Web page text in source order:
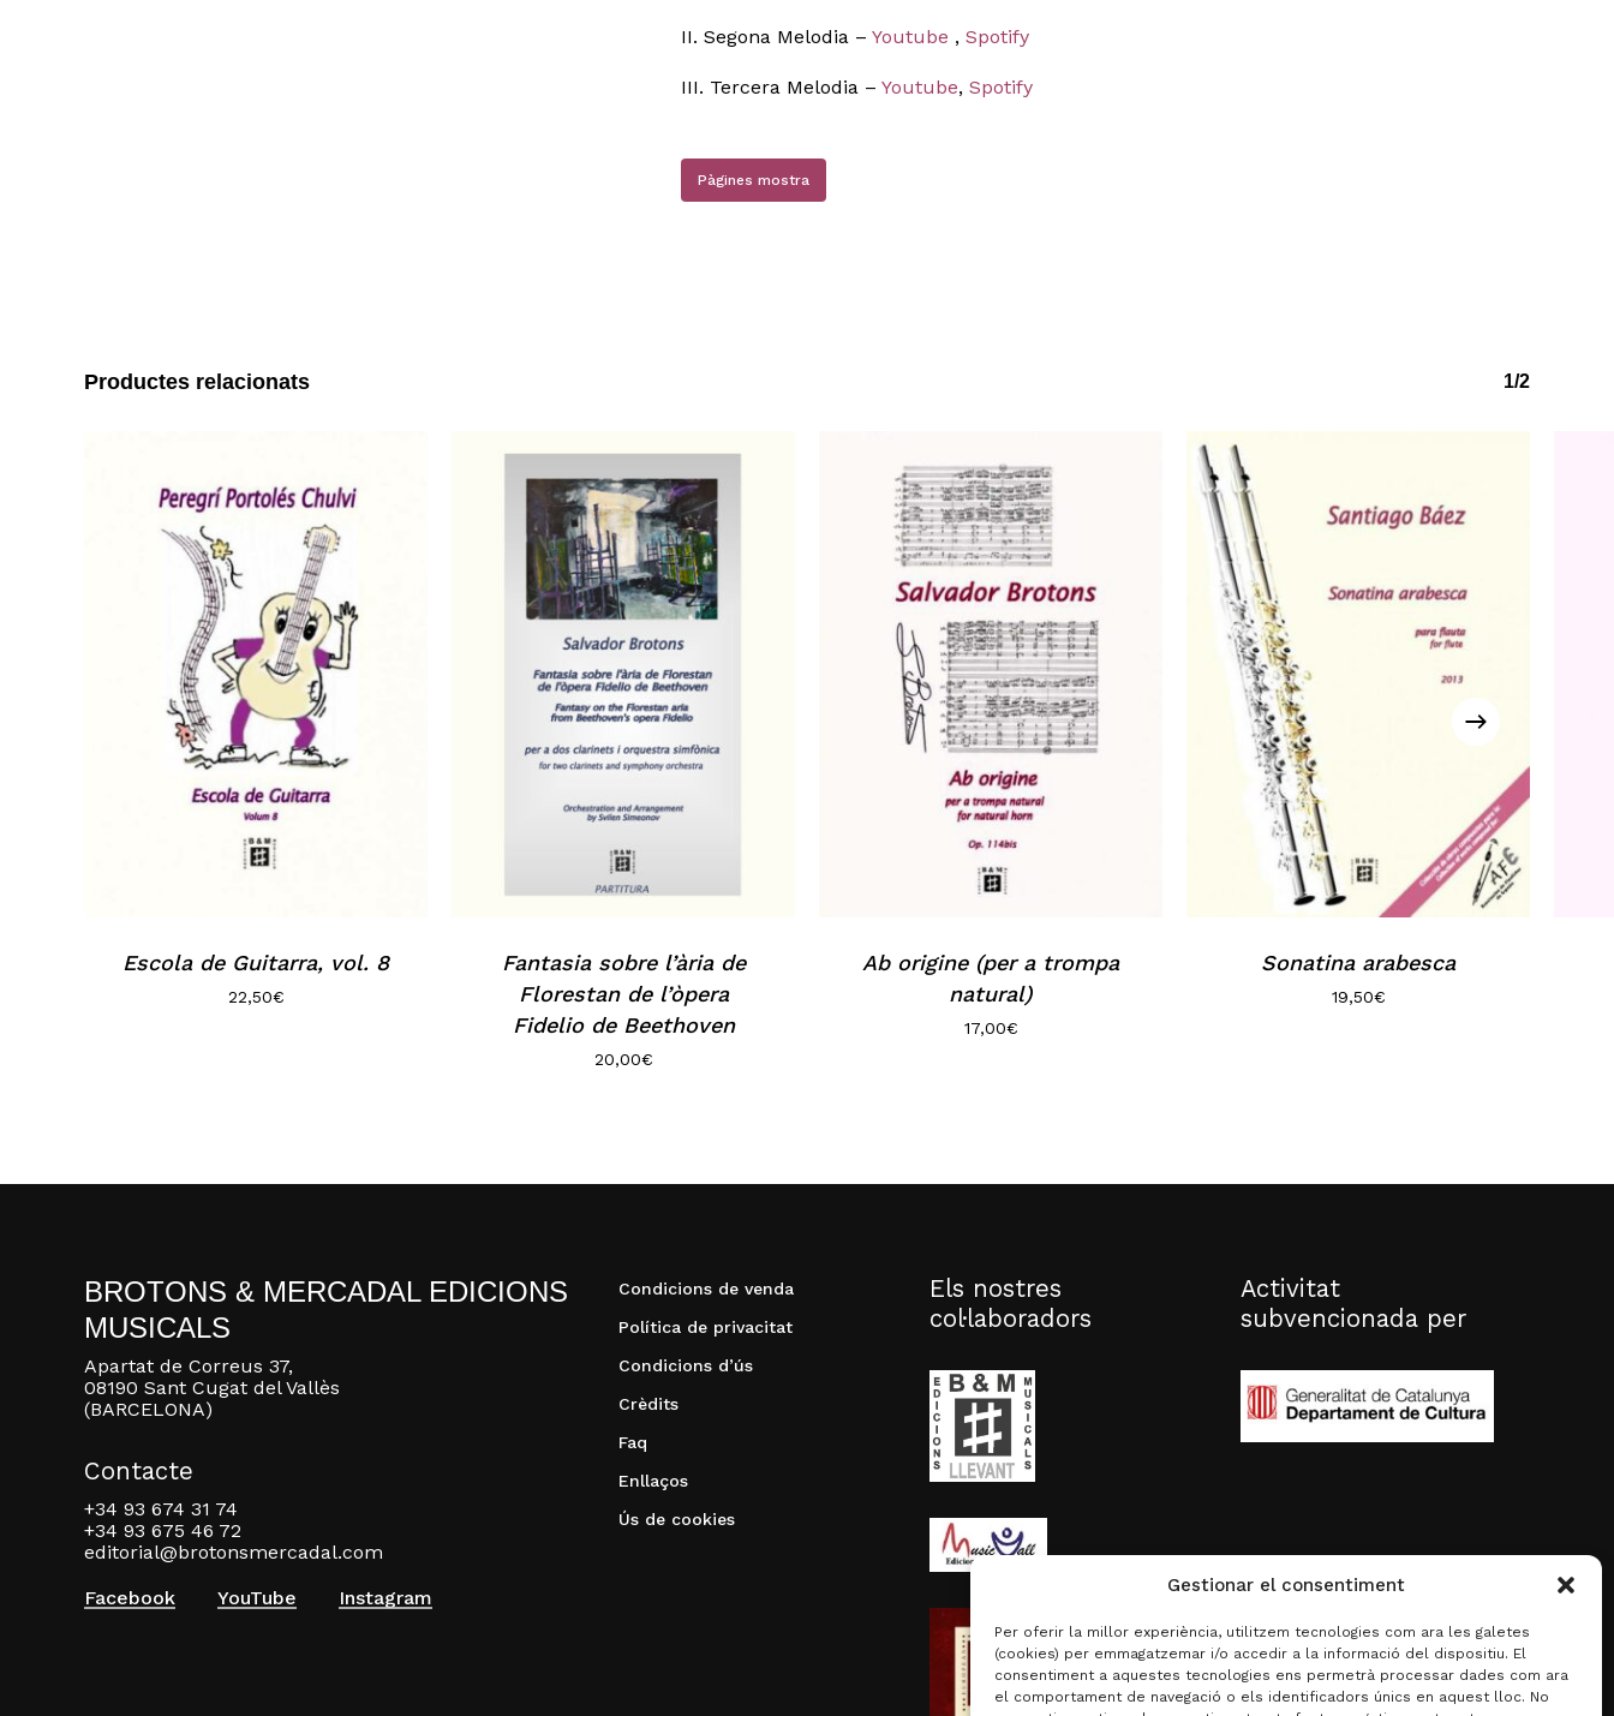
Gestionar el consentiment
Per oferir la millor experiència, utilitzem tecnologies com ara les galetes
(cookies) per emmagatzemar i/o accedir a la informació del dispositiu. El
consentiment a aquestes tecnologies ens permetrà processar dades com ara
el comportament de navegació o els identificadors únics en aquest lloc. No
II. Segona Melodia – Youtube , Spotify
III. Tercera Melodia – Youtube, Spotify
Pàgines mostra
Productes relacionats 1/2
Escola de Guitarra, vol. 8
22,50€
Fantasia sobre l’ària de
Florestan de l’òpera
Fidelio de Beethoven
20,00€
Ab origine (per a trompa
natural)
17,00€
Sonatina arabesca
19,50€
BROTONS & MERCADAL EDICIONS
MUSICALS
Apartat de Correus 37,
08190 Sant Cugat del Vallès
(BARCELONA)
Contacte
+34 93 674 31 74
+34 93 675 46 72
editorial@brotonsmercadal.com
Facebook
YouTube Instagram
Condicions de venda
Política de privacitat
Condicions d’ús
Crèdits
Faq
Enllaços
Ús de cookies
Els nostres
col·laboradors
Activitat
subvencionada per